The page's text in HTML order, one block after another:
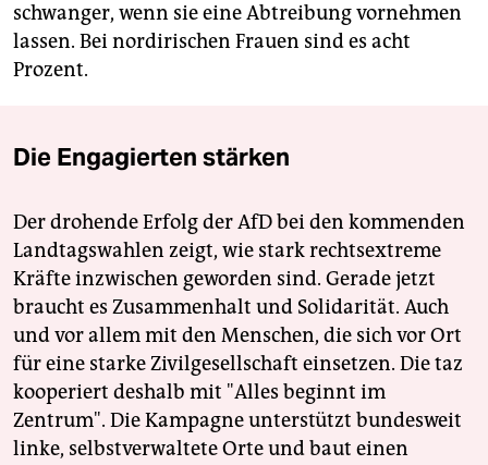
schwanger, wenn sie eine Abtreibung vornehmen
lassen. Bei nordirischen Frauen sind es acht
Prozent.
Die Engagierten stärken
Der drohende Erfolg der AfD bei den kommenden
Landtagswahlen zeigt, wie stark rechtsextreme
Kräfte inzwischen geworden sind. Gerade jetzt
braucht es Zusammenhalt und Solidarität. Auch
und vor allem mit den Menschen, die sich vor Ort
für eine starke Zivilgesellschaft einsetzen. Die taz
kooperiert deshalb mit "Alles beginnt im
Zentrum". Die Kampagne unterstützt bundesweit
linke, selbstverwaltete Orte und baut einen